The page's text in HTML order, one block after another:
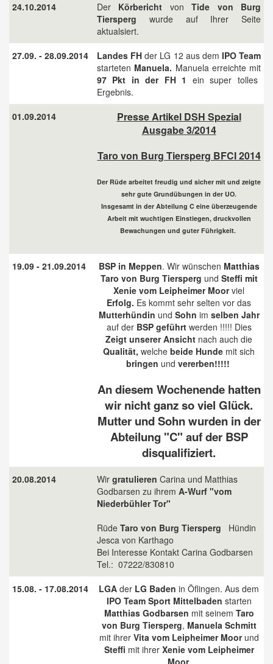
24.10.2014
Der Körbericht von Tide von Burg
Tiersperg wurde auf Ihrer Seite
aktualsiert.
27.09. - 28.09.2014
Landes FHder LG 12 aus dem IPO Team
starteten Manuela. Manuela erreichte mit
97 Pkt in der FH 1 ein super tolles
Ergebnis.
01.09.2014
Presse Artikel DSH Spezial
Ausgabe 3/2014
Taro von Burg Tiersperg BFCI 2014
Der Rüde arbeitet freudig und sicher mit und zeigte
sehr gute Grundübungen in der UO.
Insgesamt in der Abteilung C eine überzeugende
Arbeit mit wuchtigen Einstiegen, druckvollen
Bewachungen und guter Führigkeit.
19.09 - 21.09.2014 BSP in Meppen. Wir wünschen Matthias
Taro von Burg Tiersperg und Steffi mit
Xenie vom Leipheimer Moorviel
Erfolg. Es kommt sehr selten vor das
Mutterhündin und Sohn im selben Jahr
auf der BSP geführtwerden !!!!! Dies
Zeigt unserer Ansicht nach auch die
Qualität, welche beide Hunde mit sich
bringen und vererben!!!!!
An diesem Wochenende hatten
wir nicht ganz so viel Glück.
Mutter und Sohn wurden in der
Abteilung "C" auf der BSP
disqualifiziert.
20.08.2014 Wir gratulieren Carina und Matthias
Godbarsen zu ihrem A-Wurf "vom
Niederbühler Tor"
Rüde Taro von Burg Tiersperg
Hündin
Jesca von Karthago
Bei Interesse Kontakt Carina Godbarsen
Tel.: 07222/830810
15.08. - 17.08.2014
LGA der LG Baden in Öflingen. Aus dem
IPO Team Sport Mittelbaden starten
Matthias Godbarsen mit seinem Taro
von Burg Tiersperg, Manuela Schmitt
mit ihrer Vita vom Leipheimer Moorund
Steffi mit ihrer Xenie vom Leipheimer
Moor.